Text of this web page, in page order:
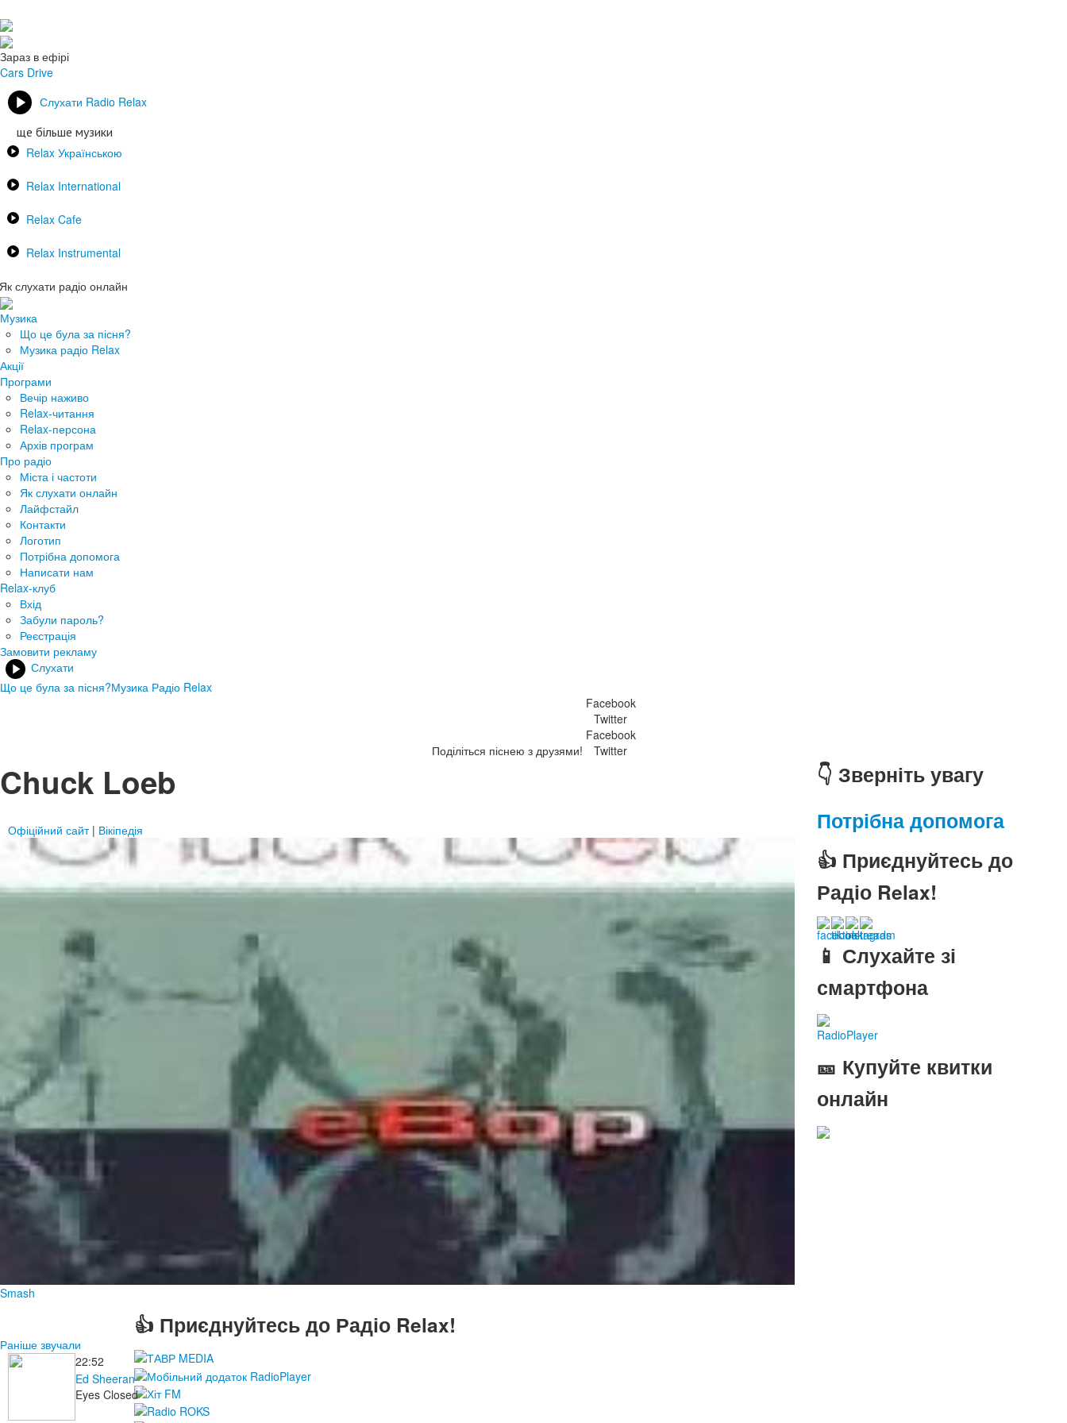
Зараз в ефірі
Cars Drive
Раніше звучали
22:52
Ed Sheeran
Eyes Closed
Слухати Radio Relax
ще більше музики
Relax Українською
Relax International
Relax Cafe
Relax Instrumental
Як слухати радіо онлайн
Музика
Що це була за пісня?
Музика радіо Relax
Акції
Програми
Вечір наживо
Relax-читання
Relax-персона
Архів програм
Про радіо
Міста і частоти
Як слухати онлайн
Лайфстайл
Контакти
Логотип
Потрібна допомога
Написати нам
Relax-клуб
Вхід
Забули пароль?
Реєстрація
Замовити рекламу
Слухати
Що це була за пісня?Музика Радіо Relax
Поділіться піснею з друзями!
Facebook
Twitter
Facebook
Twitter
Chuck Loeb
Офіційний сайт| Вікіпедія
Smash
👇 Зверніть увагу
Потрібна допомога
👍 Приєднуйтесь до
Радіо Relax!
📱 Слухайте зі
смартфона
RadioPlayer
🎫 Купуйте квитки
онлайн
👍 Приєднуйтесь до Радіо Relax!